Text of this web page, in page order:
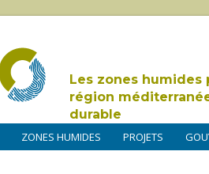
Les zones humides
région
durable
ZONES HUMIDES PROJETS